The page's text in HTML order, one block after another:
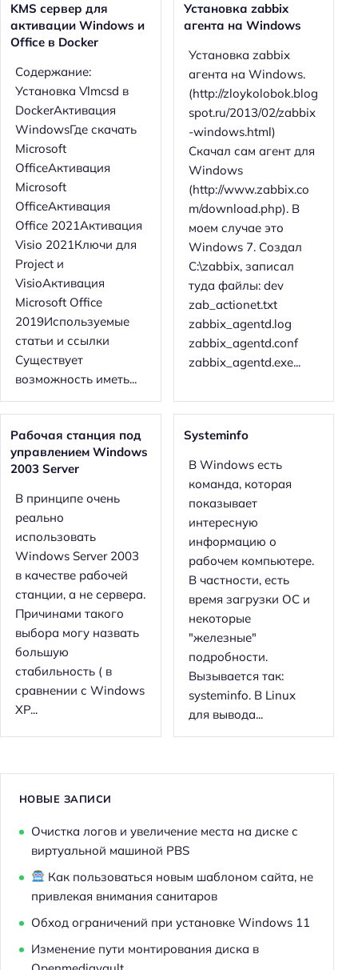
KMS сервер для
активации Windows и
Office в Docker
Содержание:
Установка Vlmcsd в
DockerАктивация
WindowsГде скачать
Microsoft
OfficeАктивация
Microsoft
OfficeАктивация
Office 2021Активация
Visio 2021Ключи для
Project и
VisioАктивация
Microsoft Office
2019Используемые
статьи и ссылки
Существует
возможность иметь...
Установка zabbix
агента на Windows
Установка zabbix
агента на Windows.
(http://zloykolobok.blog
spot.ru/2013/02/zabbix
-windows.html)
Скачал сам агент для
Windows
(http://www.zabbix.co
m/download.php). В
моем случае это
Windows 7. Создал
C:\zabbix, записал
туда файлы: dev
zab_actionet.txt
zabbix_agentd.log
zabbix_agentd.conf
zabbix_agentd.exe...
Рабочая станция под
управлением Windows
2003 Server
В принципе очень
реально
использовать
Windows Server 2003
в качестве рабочей
станции, а не сервера.
Причинами такого
выбора могу назвать
большую
стабильность ( в
сравнении с Windows
XP...
Systeminfo
В Windows есть
команда, которая
показывает
интересную
информацию о
рабочем компьютере.
В частности, есть
время загрузки ОС и
некоторые
"железные"
подробности.
Вызывается так:
systeminfo. В Linux
для вывода...
НОВЫЕ ЗАПИСИ
Очистка логов и увеличение места на диске с
виртуальной машиной PBS
Как пользоваться новым шаблоном сайта, не
привлекая внимания санитаров
Обход ограничений при установке Windows 11
Изменение пути монтирования диска в